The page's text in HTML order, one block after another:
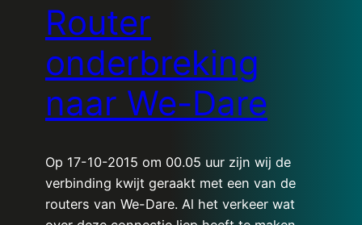
Router
onderbreking
naar We-Dare
Op 17-10-2015 om 00.05 uur zijn wij de
verbinding kwijt geraakt met een van de
routers van We-Dare. Al het verkeer wat